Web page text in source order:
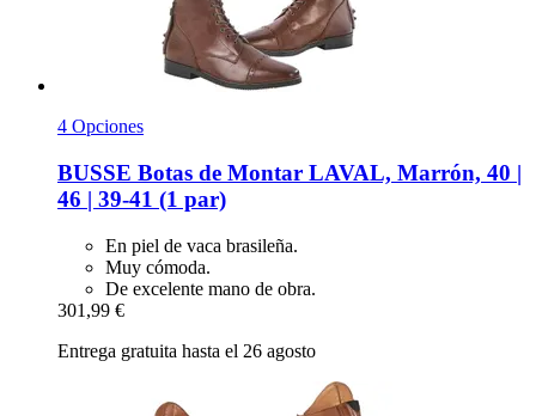
4 Opciones
BUSSE Botas de Montar LAVAL, Marrón, 40 |
46 | 39-​41 (1 par)
En piel de vaca brasileña.
Muy cómoda.
De excelente mano de obra.
301,99 €
Entrega gratuita hasta el 26 agosto